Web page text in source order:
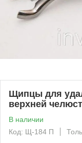
Щипцы для
верхней
В наличии
Код: Щ-184 П